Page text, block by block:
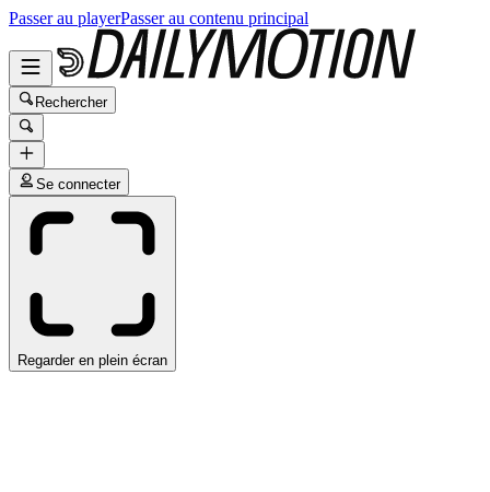
Passer au playerPasser au contenu principal
Rechercher
Se connecter
Regarder en plein écran